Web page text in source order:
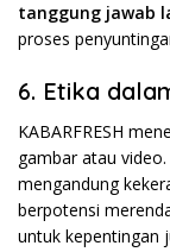
tanggung jawab
proses
6. Etika
KABARFRESH
gambar atau
mengandung
berpotensi
untuk kepentingan